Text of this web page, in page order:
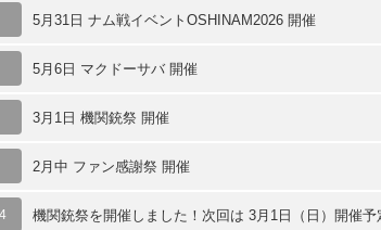
5月31日 ナム戦イベントOSHINAM2026 開催
5月6日 マクドーサバ 開催
3月1日 機関銃祭 開催
2月中 ファン感謝祭 開催
機関銃祭を開催しました！次回は 3月1日（日）開催予